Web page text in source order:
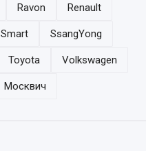
Ravon Renault
Smart SsangYong
Toyota Volkswagen
Москвич